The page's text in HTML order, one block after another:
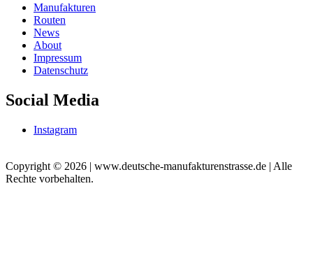
Manufakturen
Routen
News
About
Impressum
Datenschutz
Social Media
Instagram
Copyright © 2026 | www.deutsche-manufakturenstrasse.de | Alle
Rechte vorbehalten.